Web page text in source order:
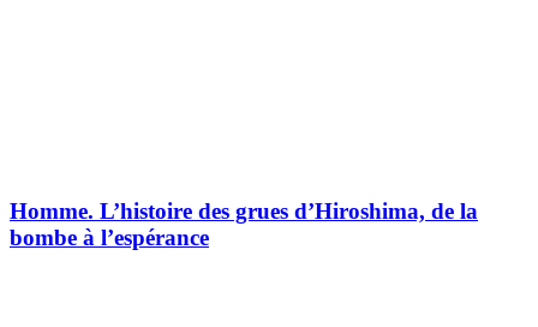
Homme. L’histoire des grues d’Hiroshima, de la
bombe à l’espérance